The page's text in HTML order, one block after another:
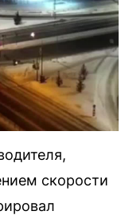
скорости